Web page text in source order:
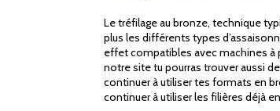
Le tréfilage au bronze, technique
plus les différents types
effet compatibles avec machines à
notre site tu pourras trouver aussi
continuer à utiliser tes formats en
continuer à utiliser les filières déjà